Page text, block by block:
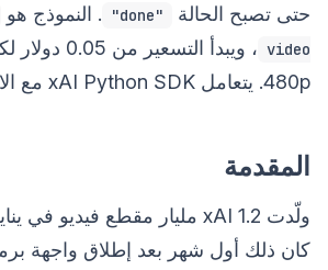
حتى تصبح الحالة "done" . النموذج هو
video
، ويبدأ
480p. يتعامل xAI Python SDK مع الاستطلاع تلقائيًا.
المقدمة
كان ذلك أول شهر بعد إطلاق واجهة